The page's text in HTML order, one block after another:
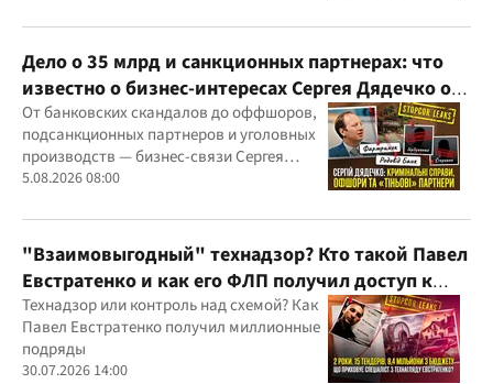
Дело о 35 млрд и санкционных партнерах: что
известно о бизнес-интересах Сергея Дядечко от
"Родовид Банка" до "ФАРМАСЕЛ"
От банковских скандалов до оффшоров,
подсанкционных партнеров и уголовных
производств — бизнес-связи Сергея
Дядечко до сих пор простираются через
юрисдикций
5.08.2026 08:00
"Взаимовыгодный" технадзор? Кто такой Павел
Евстратенко и как его ФЛП получил доступ к
бюджетным миллионам?
Технадзор или контроль над схемой? Как
Павел Евстратенко получил миллионные
подряды
30.07.2026 14:00